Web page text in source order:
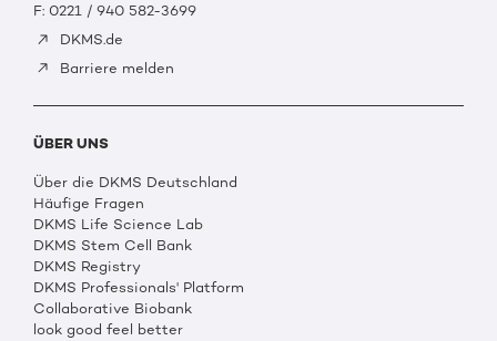
F: 0221 / 940 582-3699
DKMS.de
Barriere melden
ÜBER UNS
Über die DKMS Deutschland
Häufige Fragen
DKMS Life Science Lab
DKMS Stem Cell Bank
DKMS Registry
DKMS Professionals' Platform
Collaborative Biobank
look good feel better